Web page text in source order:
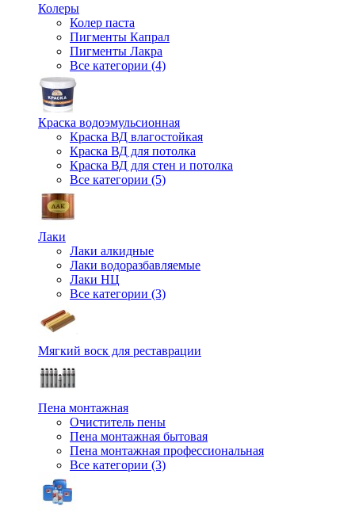
Колеры
Колер паста
Пигменты Капрал
Пигменты Лакра
Все категории (4)
Краска водоэмульсионная
Краска ВД влагостойкая
Краска ВД для потолка
Краска ВД для стен и потолка
Все категории (5)
Лаки
Лаки алкидные
Лаки водоразбавляемые
Лаки НЦ
Все категории (3)
Мягкий воск для реставрации
Пена монтажная
Очиститель пены
Пена монтажная бытовая
Пена монтажная профессиональная
Все категории (3)